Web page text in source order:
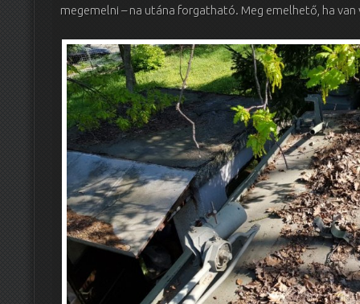
megemelni – na utána forgatható. Meg emelhető, ha van